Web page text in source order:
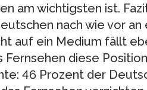
am wichtigsten ist.
nach wie vor an
auf ein Medium fällt
Fernsehen diese
46 Prozent der